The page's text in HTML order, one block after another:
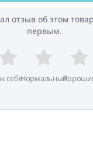
отзыв об этом
первым.
себеНормальный